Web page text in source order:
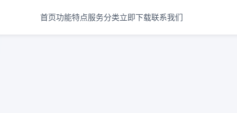
首页功能特点服务分类立即下载联系我们